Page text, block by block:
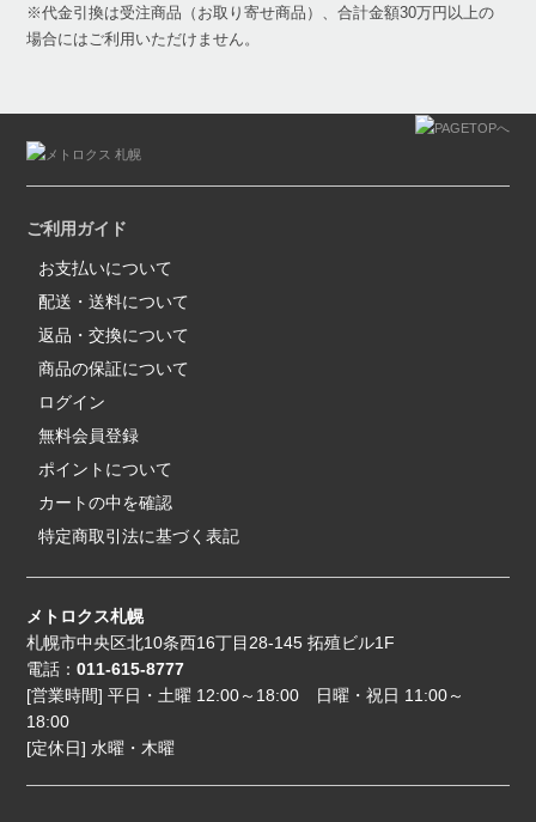
※代金引換は受注商品（お取り寄せ商品）、合計金額30万円以上の
場合にはご利用いただけません。
ご利用ガイド
お支払いについて
配送・送料について
返品・交換について
商品の保証について
ログイン
無料会員登録
ポイントについて
カートの中を確認
特定商取引法に基づく表記
メトロクス札幌
札幌市中央区北10条西16丁目28-145 拓殖ビル1F
電話：011-615-8777
[営業時間] 平日・土曜 12:00～18:00 日曜・祝日 11:00～
18:00
[定休日] 水曜・木曜